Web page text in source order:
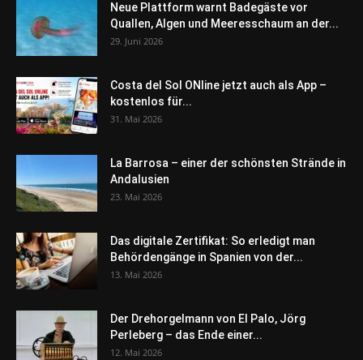
Neue Plattform warnt Badegäste vor
Quallen, Algen und Meeresschaum an der...
29. Juni 2026
Costa del Sol ONline jetzt auch als App –
kostenlos für...
31. Mai 2026
La Barrosa – einer der schönsten Strände in
Andalusien
23. Mai 2026
Das digitale Zertifikat: So erledigt man
Behördengänge in Spanien von der...
13. Mai 2026
Der Drehorgelmann von El Palo, Jörg
Perleberg – das Ende einer...
12. Mai 2026